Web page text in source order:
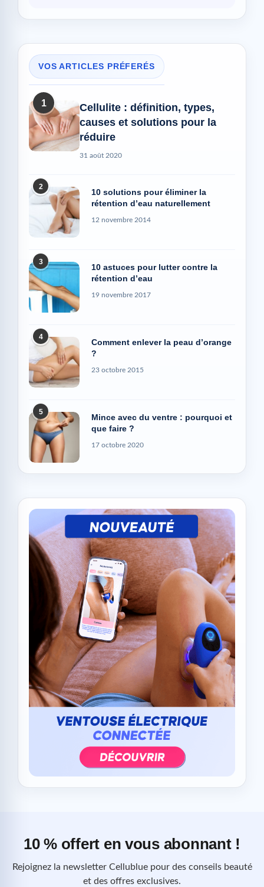
VOS ARTICLES PRÉFERÉS
1
Cellulite : définition, types,
causes et solutions pour la
réduire
31 août 2020
2
10 solutions pour éliminer la
rétention d’eau naturellement
12 novembre 2014
3
10 astuces pour lutter contre la
rétention d’eau
19 novembre 2017
4
Comment enlever la peau d’orange
?
23 octobre 2015
5
Mince avec du ventre : pourquoi et
que faire ?
17 octobre 2020
10 % offert en vous abonnant !
Rejoignez la newsletter Cellublue pour des conseils beauté
et des offres exclusives.